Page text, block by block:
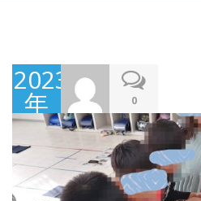
2023
年
11
月
21
0